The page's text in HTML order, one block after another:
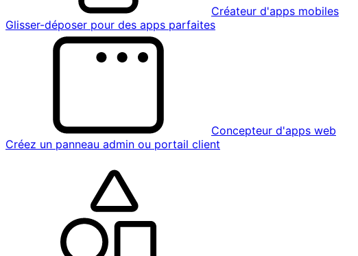
Créateur d'apps mobiles
Glisser-déposer pour des apps parfaites
Concepteur d'apps web
Créez un panneau admin ou portail client